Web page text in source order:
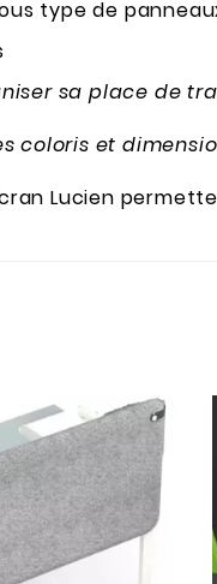
type de
sa place de
coloris et
Lucien